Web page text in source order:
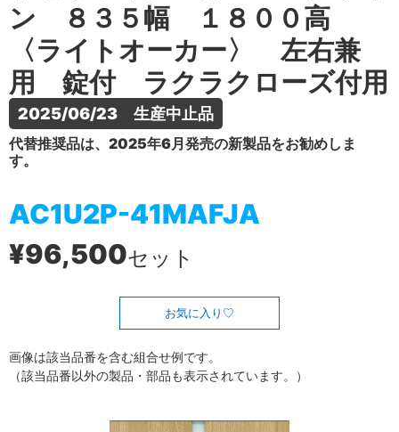
ン ８３５幅 １８００高
〈ライトオーカー〉 左右兼
用 錠付 ラクラクローズ付用
2025/06/23　生産中止品
代替推奨品は、2025年6月発売の新製品をお勧めしま
す。
AC1U2P-41MAFJA
¥96,500セット
お気に入り
画像は該当品番を含む組合せ例です。
（該当品番以外の製品・部品も表示されています。）